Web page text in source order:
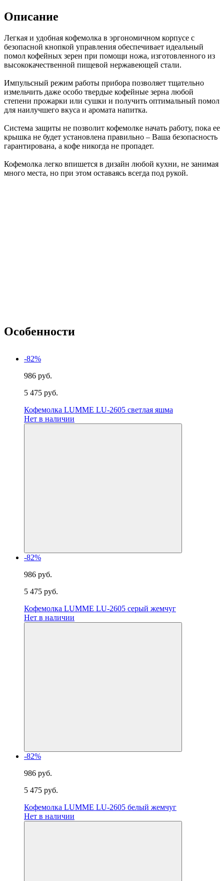
Описание
Легкая и удобная кофемолка в эргономичном корпусе с
безопасной кнопкой управления обеспечивает идеальный
помол кофейных зерен при помощи ножа, изготовленного из
высококачественной пищевой нержавеющей стали.
Импульсный режим работы прибора позволяет тщательно
измельчить даже особо твердые кофейные зерна любой
степени прожарки или сушки и получить оптимальный помол
для наилучшего вкуса и аромата напитка.
Система защиты не позволит кофемолке начать работу, пока ее
крышка не будет установлена правильно – Ваша безопасность
гарантирована, а кофе никогда не пропадет.
Кофемолка легко впишется в дизайн любой кухни, не занимая
много места, но при этом оставаясь всегда под рукой.
Особенности
-82%
986 руб.
5 475 руб.
Кофемолка LUMME LU-2605 светлая яшма
Нет в наличии
-82%
986 руб.
5 475 руб.
Кофемолка LUMME LU-2605 серый жемчуг
Нет в наличии
-82%
986 руб.
5 475 руб.
Кофемолка LUMME LU-2605 белый жемчуг
Нет в наличии